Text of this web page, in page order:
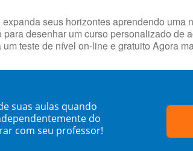
seus horizontes aprendendo
desenhar um curso personalizado de
teste de nível on-line e gratuito Agora
suas aulas quando
do
com seu professor!